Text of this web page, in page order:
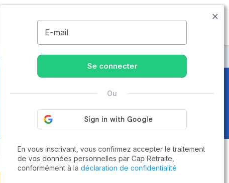
09.74.59.59.57
E-mail
Se connecter
Ou
En vous inscrivant, vous confirmez accepter le traitement
de vos données personnelles par Cap Retraite,
conformément à la déclaration de confidentialité